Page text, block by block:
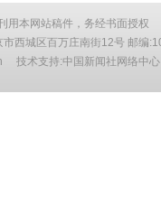
用本网站稿件，务经书面授权
西城区百万庄南街12号 邮编
技术支持:中国新闻社网络中心